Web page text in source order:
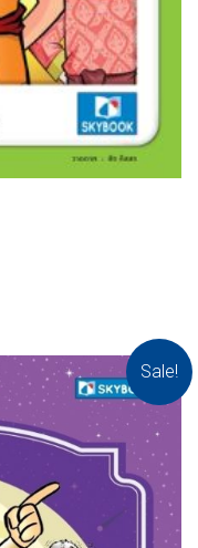
Sale!